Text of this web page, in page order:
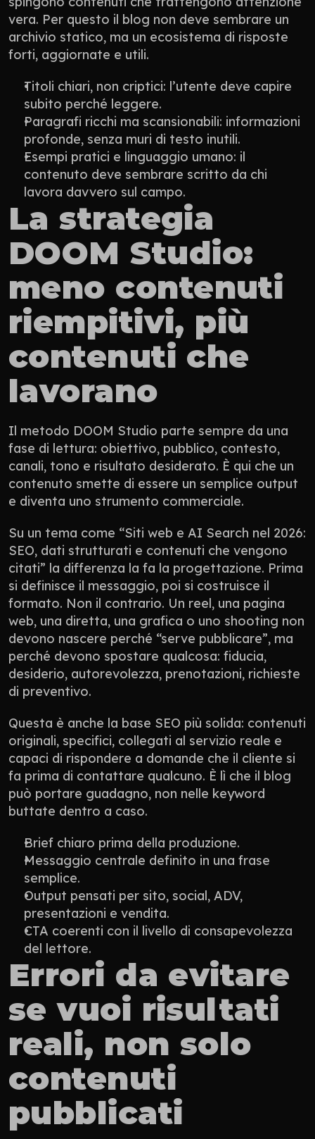
vera. Per questo il blog non deve sembrare un
archivio statico, ma un ecosistema di risposte
forti, aggiornate e utili.
Titoli chiari, non criptici: l’utente deve capire
subito perché leggere.
Paragrafi ricchi ma scansionabili: informazioni
profonde, senza muri di testo inutili.
Esempi pratici e linguaggio umano: il
contenuto deve sembrare scritto da chi
lavora davvero sul campo.
La strategia
DOOM Studio:
meno contenuti
riempitivi, più
contenuti che
lavorano
Il metodo DOOM Studio parte sempre da una
fase di lettura: obiettivo, pubblico, contesto,
canali, tono e risultato desiderato. È qui che un
contenuto smette di essere un semplice output
e diventa uno strumento commerciale.
Su un tema come “Siti web e AI Search nel 2026:
SEO, dati strutturati e contenuti che vengono
citati” la differenza la fa la progettazione. Prima
si definisce il messaggio, poi si costruisce il
formato. Non il contrario. Un reel, una pagina
web, una diretta, una grafica o uno shooting non
devono nascere perché “serve pubblicare”, ma
perché devono spostare qualcosa: fiducia,
desiderio, autorevolezza, prenotazioni, richieste
di preventivo.
Questa è anche la base SEO più solida: contenuti
originali, specifici, collegati al servizio reale e
capaci di rispondere a domande che il cliente si
fa prima di contattare qualcuno. È lì che il blog
può portare guadagno, non nelle keyword
buttate dentro a caso.
Brief chiaro prima della produzione.
Messaggio centrale definito in una frase
semplice.
Output pensati per sito, social, ADV,
presentazioni e vendita.
CTA coerenti con il livello di consapevolezza
del lettore.
Errori da evitare
se vuoi risultati
reali, non solo
contenuti
pubblicati